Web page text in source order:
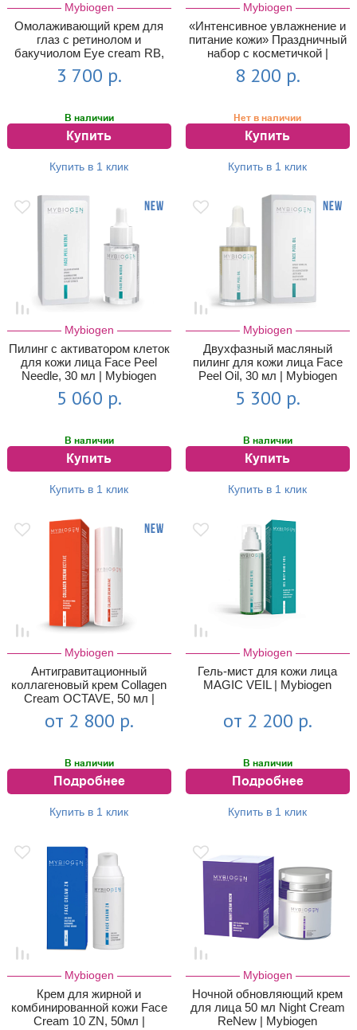
Mybiogen
Омолаживающий крем для
глаз с ретинолом и
бакучиолом Eye cream RB,
15 мл
3 700 р.
В наличии
Купить
Купить в 1 клик
Mybiogen
«Интенсивное увлажнение и
питание кожи» Праздничный
набор c косметичкой |
Mybiog...
8 200 р.
Нет в наличии
Купить
Купить в 1 клик
Mybiogen
Пилинг с активатором клеток
для кожи лица Face Peel
Needle, 30 мл | Mybiogen
5 060 р.
В наличии
Купить
Купить в 1 клик
Mybiogen
Двухфазный масляный
пилинг для кожи лица Face
Peel Oil, 30 мл | Mybiogen
5 300 р.
В наличии
Купить
Купить в 1 клик
Mybiogen
Антигравитационный
коллагеновый крем Collagen
Cream OCTAVE, 50 мл |
Mybiogen
от 2 800 р.
В наличии
Подробнее
Купить в 1 клик
Mybiogen
Гель-мист для кожи лица
MAGIC VEIL | Mybiogen
от 2 200 р.
В наличии
Подробнее
Купить в 1 клик
Mybiogen
Крем для жирной и
комбинированной кожи Face
Cream 10 ZN, 50мл |
Mybiogen
Ночной обновляющий крем
для лица 50 мл Night Cream
ReNew | Mybiogen